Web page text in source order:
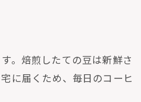
。焙煎したての豆は新鮮さ
に届くため、毎日のコーヒ